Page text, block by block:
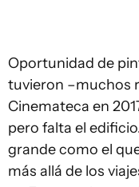
Oportunidad de
tuvieron –muchos
Cinemateca en
pero falta el
grande como el
más allá de los